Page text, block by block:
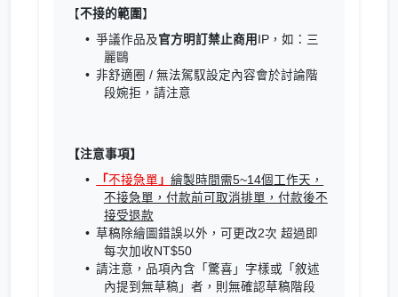
【不接的範圍 】
爭議作品及官方明訂禁止商用 IP，如：三
麗鷗
非舒適圈 / 無法駕馭設定內容會於討論階
段婉拒，請注意
【注意事項】
「不接急單 」繪製時間需5~14個工作天，
不接急單，付款前可取消排單，付款後不
接受退款
草稿除繪圖錯誤以外，可更改2次 超過即
每次加收NT$50
請注意，品項內含「驚喜」字樣或「敘述
內提到無草稿」者，則無確認草稿階段